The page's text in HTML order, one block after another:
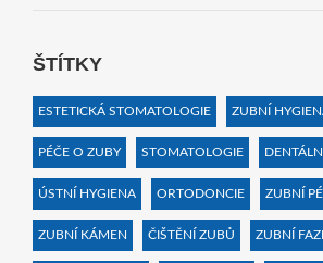
ŠTÍTKY
ESTETICKÁ STOMATOLOGIE ZUBNÍ
PÉČE O ZUBY STOMATOLOGIE
ÚSTNÍ HYGIENA ORTODONCIE ZUBNÍ
ZUBNÍ KÁMEN ČIŠTĚNÍ ZUBŮ ZUBNÍ